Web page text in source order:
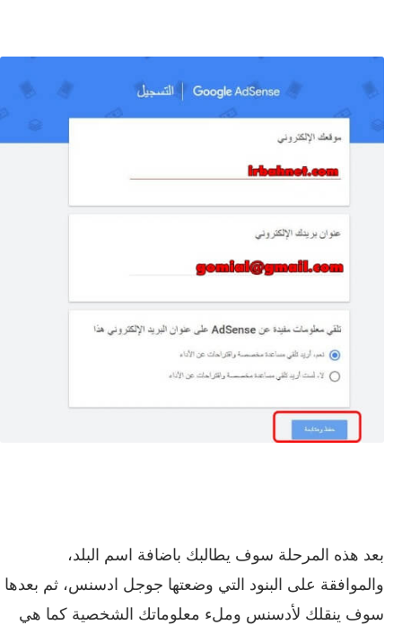
بعد هذه المرحلة سوف يطالبك باضافة اسم البلد،
والموافقة على البنود التي وضعتها جوجل ادسنس، ثم بعدها
سوف ينقلك لأدسنس وملء معلوماتك الشخصية كما هي